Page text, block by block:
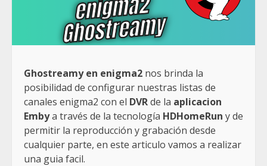
Ghostreamy en enigma2 nos brinda la
posibilidad de configurar nuestras listas de
canales enigma2 con el DVRde la aplicacion
Embya través de la tecnología HDHomeRun y de
permitir la reproducción y grabación desde
cualquier parte, en este articulo vamos a realizar
una guia facil.